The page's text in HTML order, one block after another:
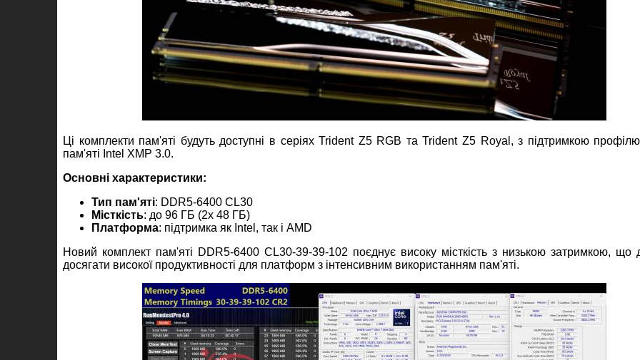
Ці комплекти пам'яті будуть доступні в серіях Trident Z5 RGB та Trident Z5 Royal, з підтримкою
пам'яті Intel XMP 3.0.
Основні характеристики:
Тип пам'яті: DDR5-6400 CL30
Місткість: до 96 ГБ (2x 48 ГБ)
Платформа: підтримка як Intel, так і AMD
Новий комплект пам'яті DDR5-6400 CL30-39-39-102 поєднує високу місткість з низькою затримкою, що
досягати високої продуктивності для платформ з інтенсивним використанням пам'яті.